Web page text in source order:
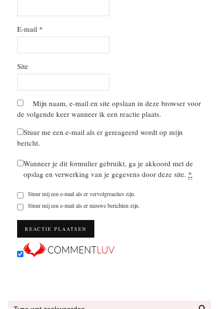
E-mail *
Site
Mijn naam, e-mail en site opslaan in deze browser voor
de volgende keer wanneer ik een reactie plaats.
Stuur me een e-mail als er gereageerd wordt op mijn
bericht.
Wanneer je dit formulier gebruikt, ga je akkoord met de
opslag en verwerking van je gegevens door deze site. *
Stuur mij een e-mail als er vervolgreacties zijn.
Stuur mij een e-mail als er nieuwe berichten zijn.